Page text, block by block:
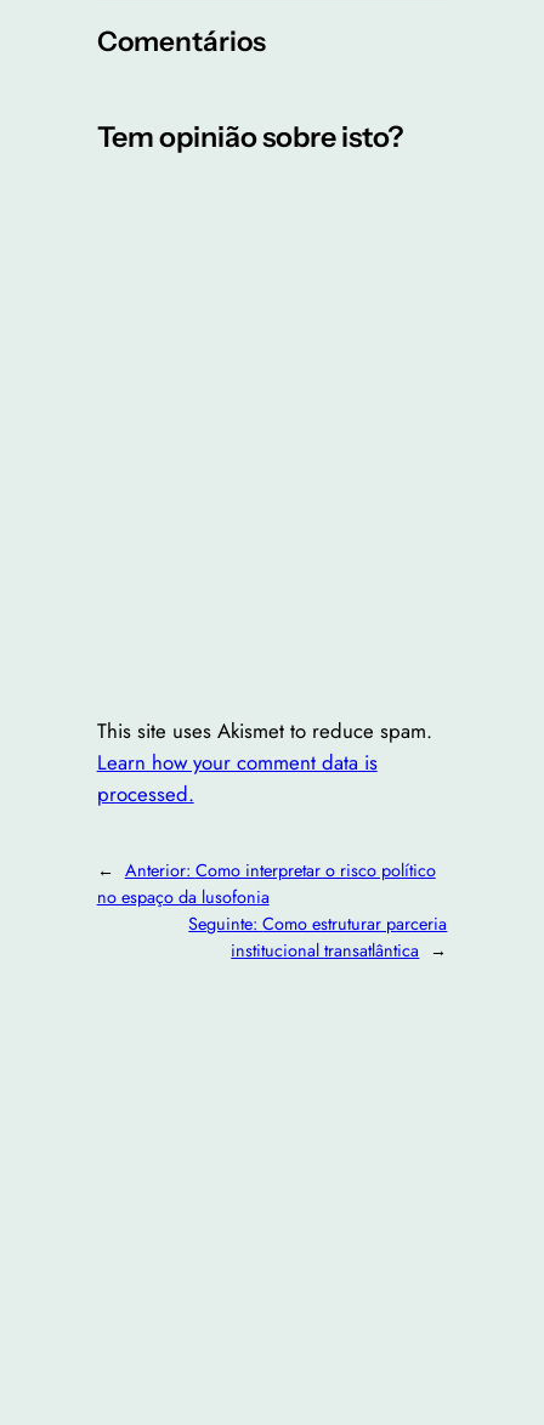
Comentários
Tem opinião sobre isto?
This site uses Akismet to reduce spam.
Learn how your comment data is
processed.
← Anterior: Como interpretar o risco político
no espaço da lusofonia
Seguinte:Como estruturar parceria
institucional transatlântica →